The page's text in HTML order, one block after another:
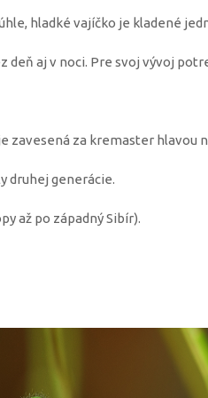
hladké vajíčko je kladené
deň aj v noci. Pre svoj vývoj
zavesená za kremaster hlavou
druhej generácie.
až po západný Sibír).